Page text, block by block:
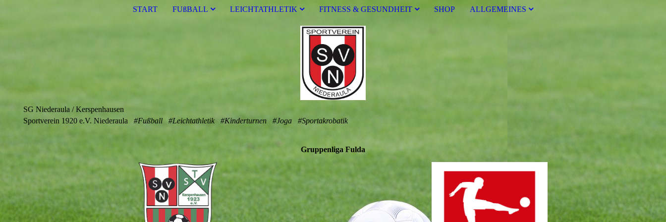
START FUßBALL LEICHTATHLETIK FITNESS & GESUNDHEIT SHOP ALLGEMEINES
SG Niederaula / Kerspenhausen
Sportverein 1920 e.V. Niederaula #Fußball #Leichtathletik #Kinderturnen #Joga #Sportakrobatik
Gruppenliga Fulda